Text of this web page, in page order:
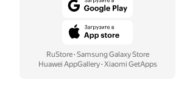
RuStore· Samsung Galaxy Store
Huawei AppGallery· Xiaomi GetApps